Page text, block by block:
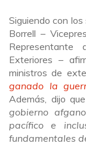
Siguiendo con los
Borrell –
Exteriores –
ministros de
ganado la
Además, dijo
gobierno
pacífico e
fundamentales